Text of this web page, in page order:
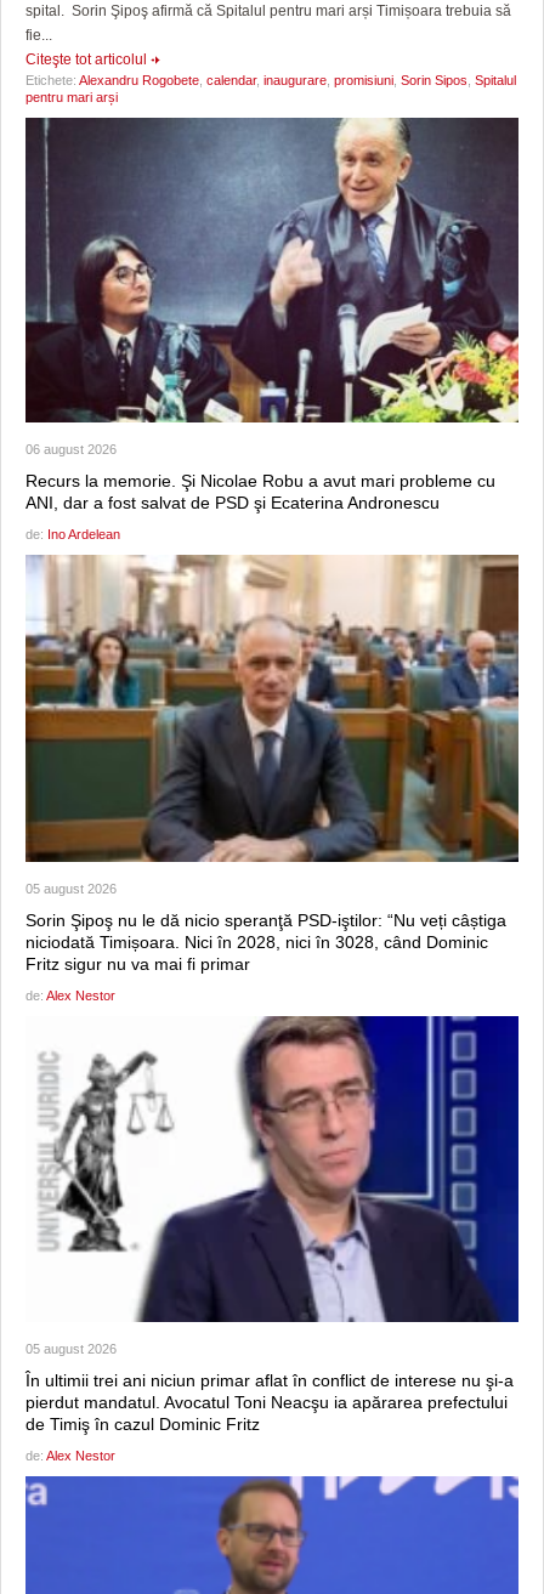
spital. Sorin Şipoş afirmă că Spitalul pentru mari arși Timișoara trebuia să
fie...
Citeşte tot articolul
Etichete: Alexandru Rogobete calendar, inaugurare promisiuni Sorin Sipos Spitalul
pentru mari arși
06 august 2026
Recurs la memorie. Şi Nicolae Robu a avut mari probleme cu
ANI, dar a fost salvat de PSD şi Ecaterina Andronescu
de: Ino Ardelean
05 august 2026
Sorin Şipoş nu le dă nicio speranţă PSD-iştilor: “Nu veți câștiga
niciodată Timișoara. Nici în 2028, nici în 3028, când Dominic
Fritz sigur nu va mai fi primar
de: Alex Nestor
05 august 2026
În ultimii trei ani niciun primar aflat în conflict de interese nu şi-a
pierdut mandatul. Avocatul Toni Neacşu ia apărarea prefectului
de Timiş în cazul Dominic Fritz
de: Alex Nestor